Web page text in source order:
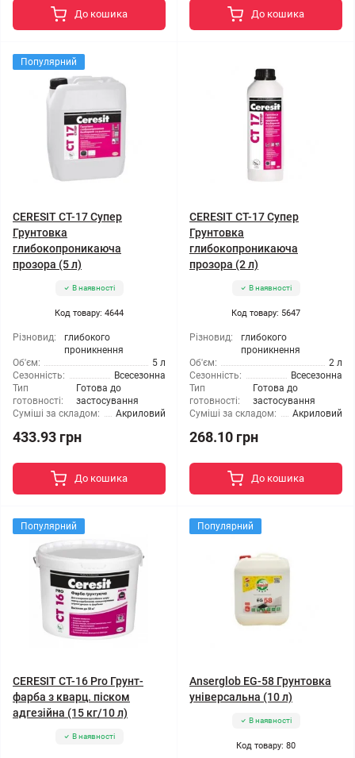
До кошика До кошика
Популярний
CERESIT CT-17 Супер
Грунтовка
глибокопроникаюча
прозора (5 л)
В наявності
Код товару: 4644
Різновид:
глибокого
проникнення
Об'єм:
5 л
Сезонність:
Всесезонна
Тип
готовності:
Готова до
застосування
Суміші за складом:
Акриловий
433.93 грн
До кошика
CERESIT CT-17 Супер
Грунтовка
глибокопроникаюча
прозора (2 л)
В наявності
Код товару: 5647
Різновид:
глибокого
проникнення
Об'єм:
2 л
Сезонність:
Всесезонна
Тип
готовності:
Готова до
застосування
Суміші за складом:
Акриловий
268.10 грн
До кошика
Популярний
CERESIT CT-16 Pro Грунт-
фарба з кварц. піском
адгезійна (15 кг/10 л)
В наявності
Популярний
Anserglob EG-58 Грунтовка
універсальна (10 л)
В наявності
Код товару: 80